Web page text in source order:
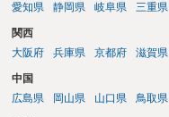
愛知県
静岡県 岐阜県 三重県
関西
大阪府
兵庫県 京都府 滋賀県
中国
広島県
岡山県 山口県 鳥取県